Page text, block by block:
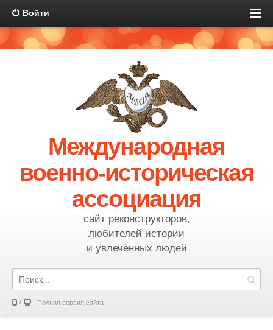
Войти
Международная
военно-историческая
ассоциация
сайт реконструкторов,
любителей истории
и увлечённых людей
Полная версия сайта